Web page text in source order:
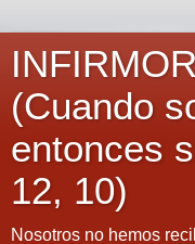
(Cuando
entonces
12, 10)
Nosotros no hemos